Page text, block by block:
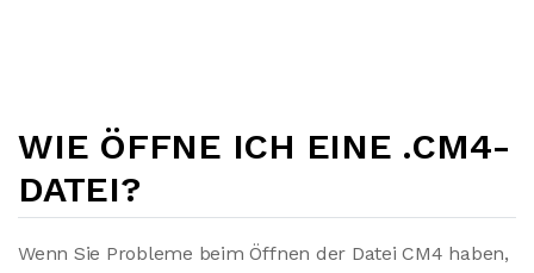
WIE ÖFFNE ICH EINE .CM4-
DATEI?
Wenn Sie Probleme beim Öffnen der Datei CM4 haben,